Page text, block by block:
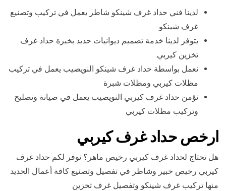
لدينا فني حداد غرف شينكو شاطر يعمل في تركيب وتصنيع
غرف شينكو.
يتوفر لدينا خدمة تصميم ديوانيات حديد بخبرة حداد غرف
تخزين كيربي.
نعمل بواسطة حداد غرف شينكو النويصيب يعمل في تركيب
مظلات كيربي ومظلات شبرة
نؤمن حداد غرف كيربي النويصيب يعمل في صيانة وتصليح
وتركيب مظلات كيربي
ارخص حداد غرف كيربي
هل تحتاج لحداد غرف كيربي رخيص ماهر؟ نوفر لكم حداد غرف
كيربي رخيص خبير وشاطر في تفصيل وتصنيع كافة أعمال الحديد
منها تركيب غرف شينكو وتفصيل غرف تخزين